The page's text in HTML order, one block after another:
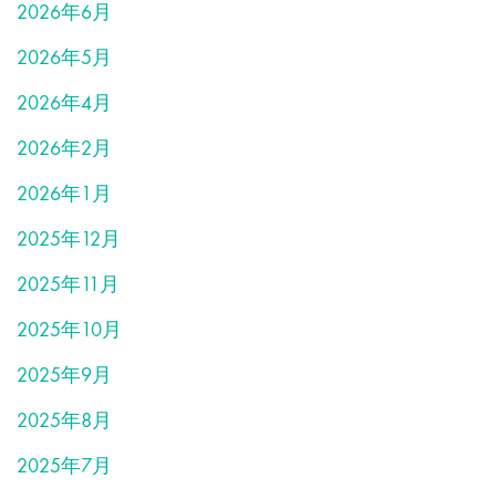
2026年6月
2026年5月
2026年4月
2026年2月
2026年1月
2025年12月
2025年11月
2025年10月
2025年9月
2025年8月
2025年7月